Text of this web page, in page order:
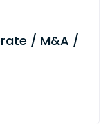
/ M&A /